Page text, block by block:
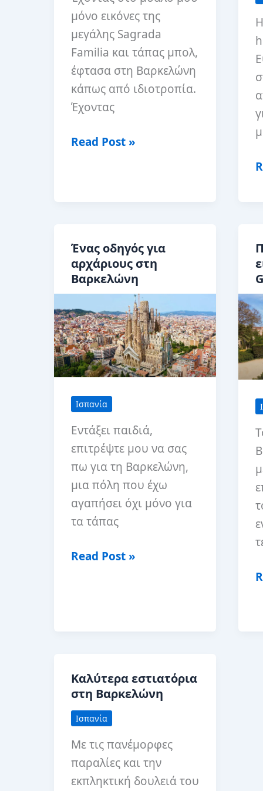
μόνο εικόνες της
μεγάλης Sagrada
Familia και τάπας μπολ,
έφτασα στη Βαρκελώνη
κάπως από ιδιοτροπία.
Έχοντας
Μια
Βαρκελώνης
Read Post »
5
Ένας οδηγός για
αρχάριους στη
Βαρκελώνη
Ισπανία
Εντάξει παιδιά,
επιτρέψτε μου να σας
πω για τη Βαρκελώνη,
μια πόλη που έχω
αγαπήσει όχι μόνο για
τα τάπας
Ένας
Read Post »
Καλύτερα εστιατόρια
στη Βαρκελώνη
Ισπανία
Με τις πανέμορφες
παραλίες και την
εκπληκτική δουλειά του